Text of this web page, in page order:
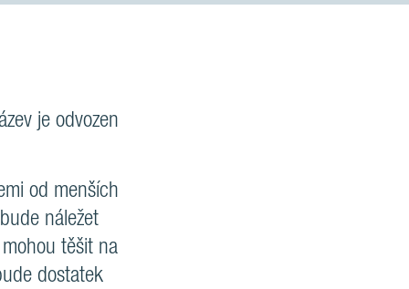
je odvozen
od menších
náležet
těšit na
dostatek